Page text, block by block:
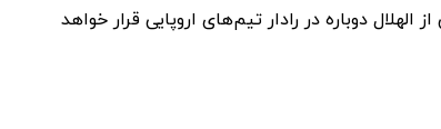
از الهلال دوباره در رادار تیم‌های اروپایی قرار خواهد